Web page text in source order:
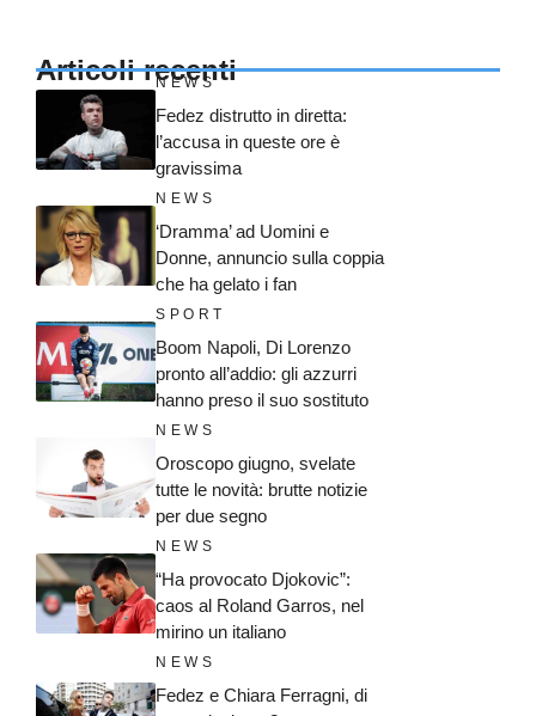
Articoli recenti
NEWS
Fedez distrutto in diretta:
l’accusa in queste ore è
gravissima
NEWS
‘Dramma’ ad Uomini e
Donne, annuncio sulla coppia
che ha gelato i fan
SPORT
Boom Napoli, Di Lorenzo
pronto all’addio: gli azzurri
hanno preso il suo sostituto
NEWS
Oroscopo giugno, svelate
tutte le novità: brutte notizie
per due segno
NEWS
“Ha provocato Djokovic”:
caos al Roland Garros, nel
mirino un italiano
NEWS
Fedez e Chiara Ferragni, di